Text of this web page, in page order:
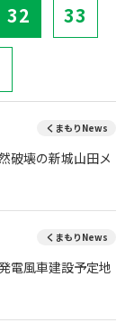
32 33
くまもりNews
破壊の新城山田メ
くまもりNews
電風車建設予定地